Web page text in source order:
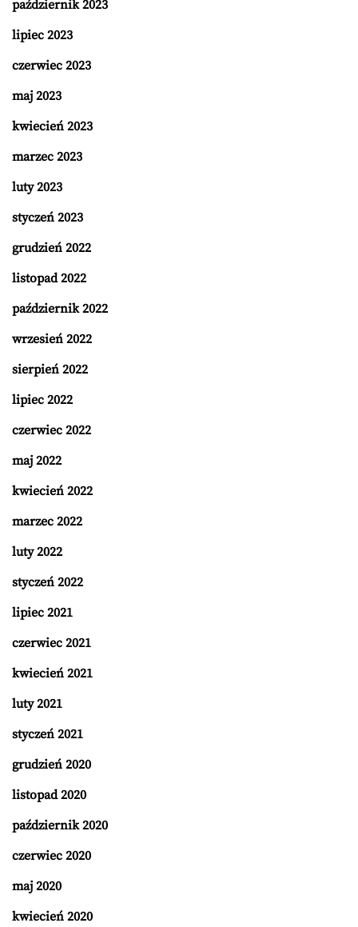
październik 2023
lipiec 2023
czerwiec 2023
maj 2023
kwiecień 2023
marzec 2023
luty 2023
styczeń 2023
grudzień 2022
listopad 2022
październik 2022
wrzesień 2022
sierpień 2022
lipiec 2022
czerwiec 2022
maj 2022
kwiecień 2022
marzec 2022
luty 2022
styczeń 2022
lipiec 2021
czerwiec 2021
kwiecień 2021
luty 2021
styczeń 2021
grudzień 2020
listopad 2020
październik 2020
czerwiec 2020
maj 2020
kwiecień 2020